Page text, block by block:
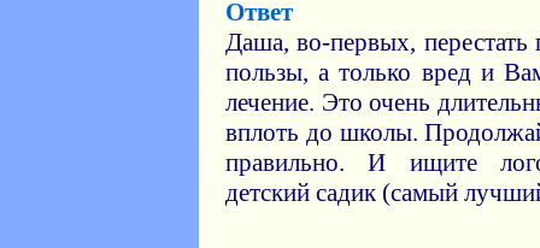
Ответ
Даша, во-первых,
пользы, а только вред и
лечение. Это очень
вплоть до школы.
правильно. И ищите
детский садик (самый